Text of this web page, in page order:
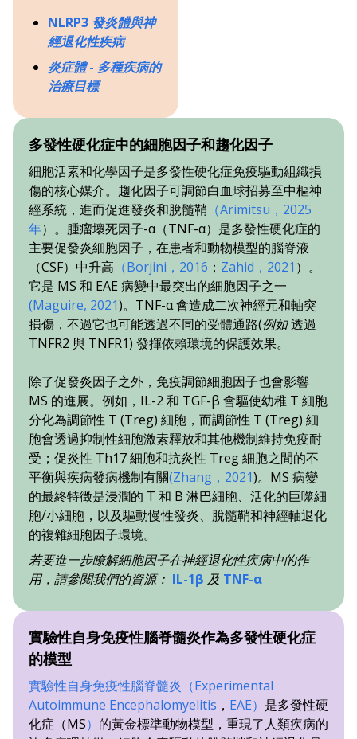
NLRP3 發炎體與神
經退化性疾病
炎症體 - 多種疾病的
治療目標
多發性硬化症中的細胞因子和趨化因子
細胞活素和化學因子是多發性硬化症免疫驅動組織損
傷的核心媒介。趨化因子可調節白血球招募至中樞神
經系統，進而促進發炎和脫髓鞘 （Arimitsu，2025
年）。腫瘤壞死因子-α（TNF-α）是多發性硬化症的
主要促發炎細胞因子，在患者和動物模型的腦脊液
（CSF）中升高 （Borjini，2016 ； Zahid，2021 ）。
它是 MS 和 EAE 病變中最突出的細胞因子之一
(Maguire, 2021)。TNF-α 會造成二次神經元和軸突
損傷，不過它也可能透過不同的受體通路(例如透過
TNFR2 與 TNFR1) 發揮依賴環境的保護效果。
除了促發炎因子之外，免疫調節細胞因子也會影響
MS 的進展。例如，IL-2 和 TGF-β 會驅使幼稚 T 細胞
分化為調節性 T (Treg) 細胞，而調節性 T (Treg) 細
胞會透過抑制性細胞激素釋放和其他機制維持免疫耐
受；促炎性 Th17 細胞和抗炎性 Treg 細胞之間的不
平衡與疾病發病機制有關(Zhang，2021)。MS 病變
的最終特徵是浸潤的 T 和 B 淋巴細胞、活化的巨噬細
胞/小細胞，以及驅動慢性發炎、脫髓鞘和神經軸退化
的複雜細胞因子環境。
若要進一步瞭解細胞因子在神經退化性疾病中的作
用，請參閱我們的資源： IL-1β 及 TNF-α
實驗性自身免疫性腦脊髓炎作為多發性硬化症
的模型
實驗性自身免疫性腦脊髓炎（Experimental
Autoimmune Encephalomyelitis ， EAE） 是多發性硬
化症（MS） 的黃金標準動物模型，重現了人類疾病的